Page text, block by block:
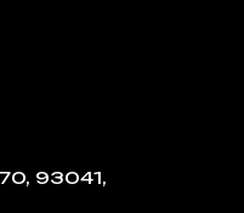
93041,